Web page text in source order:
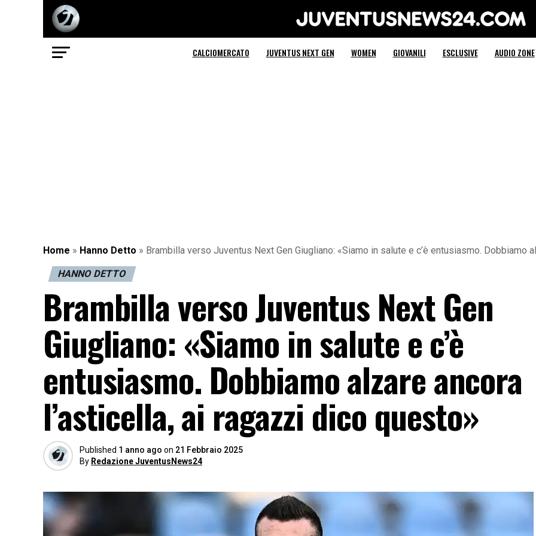
Juventus News 24
CALCIOMERCATO JUVENTUS NEXT GEN WOMEN GIOVANILI ESCLUSIVE AUDIO ZONE
Home » Hanno Detto » Brambilla verso Juventus Next Gen Giugliano: «Siamo in salute e c’è entusiasmo. Dobbiamo
HANNO DETTO
Brambilla verso Juventus Next Gen
Giugliano: «Siamo in salute e c’è
entusiasmo. Dobbiamo alzare ancora
l’asticella, ai ragazzi dico questo»
Published 1 anno ago on 21 Febbraio 2025
By Redazione JuventusNews24